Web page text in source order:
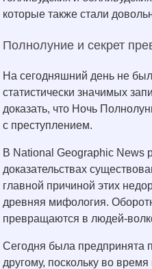
которые также стали
Полнолуние и секрет
На сегодняшний день не
статистически значимых
доказать, что Ночь
с преступлением.
В National Geographic News
доказательствах
главной причиной этих
древняя мифология.
превращаются в людей-
Сегодня была предпринята
другому, поскольку во